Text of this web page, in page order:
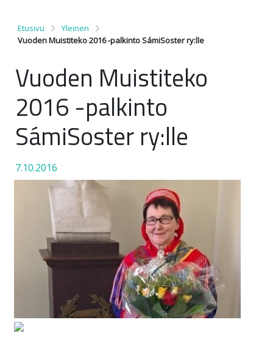
Etusivu
Yleinen
Vuoden Muistiteko 2016 -palkinto SámiSoster ry:lle
Vuoden Muistiteko
2016 -palkinto
SámiSoster ry:lle
7.10.2016